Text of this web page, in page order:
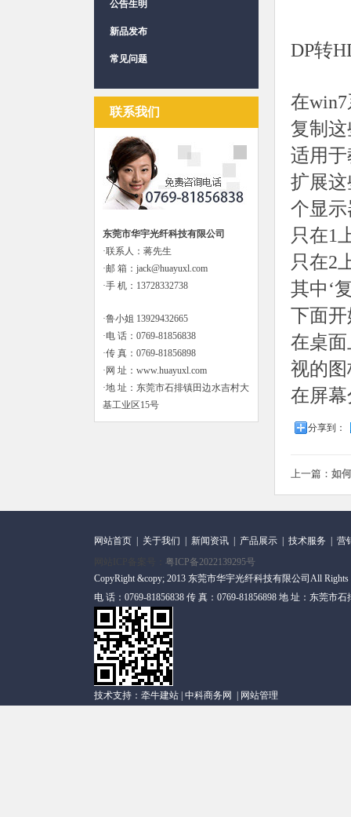
公告生明
新品发布
常见问题
联系我们
东莞市华宇光纤科技有限公司
·联系人：蒋先生
·邮 箱：jack@huayuxl.com
·手 机：13728332738
·鲁小姐 13929432665
·电 话：0769-81856838
·传 真：0769-81856898
·网 址：www.huayuxl.com
·地 址：东莞市石排镇田边水吉村大
基工业区15号
DP转
在
复制
适用
扩展
个显
只在1
只在2
其中‘
下面
在桌
视的
在屏
分享到：
上一篇： 如
网站首页 | 关于我们 | 新闻资讯 | 产品展示 | 技术服务 | 营
粤ICP备2022139295号
CopyRight &copy; 2013 东莞市华宇光纤科技有限公司All
电 话：0769-81856838 传 真：0769-81856898 地 址：东莞市
技术支持： 牵牛建站 | 中科商务网 | 网站管理